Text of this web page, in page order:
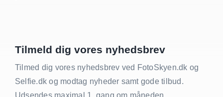
Tilmeld dig vores nyhedsbrev
Tilmed dig vores nyhedsbrev ved FotoSkyen.dk og
Selfie.dk og modtag nyheder samt gode tilbud.
Udsendes maximal 1. gang om måneden.